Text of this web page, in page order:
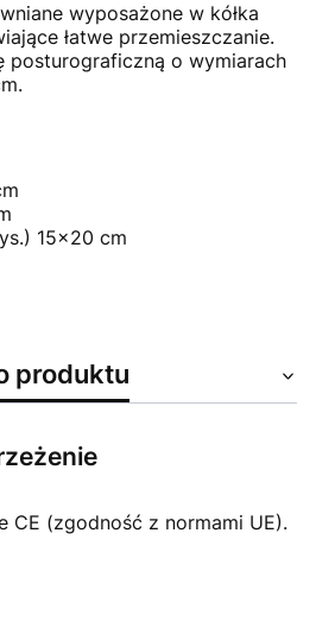
wyposażone w kółka
łatwe przemieszczanie.
posturograficzną o wymiarach
15x20 cm
produktu
CE (zgodność z normami UE).